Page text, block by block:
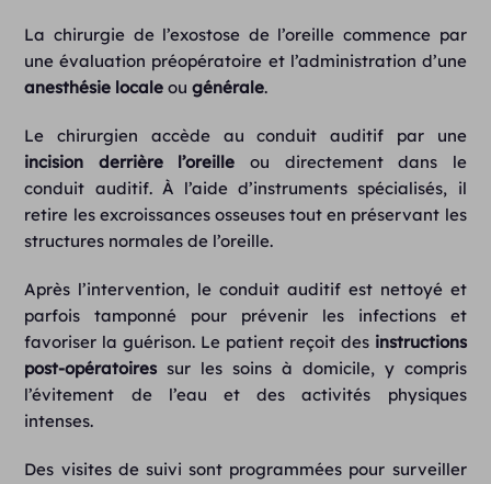
La chirurgie de l’exostose de l’oreille commence par
une évaluation préopératoire et l’administration d’une
anesthésie locale ougénérale.
Le chirurgien accède au conduit auditif par une
incision derrière l’oreille ou directement dans le
conduit auditif. À l’aide d’instruments spécialisés, il
retire les excroissances osseuses tout en préservant les
structures normales de l’oreille.
Après l’intervention, le conduit auditif est nettoyé et
parfois tamponné pour prévenir les infections et
favoriser la guérison. Le patient reçoit des instructions
post-opératoires sur les soins à domicile, y compris
l’évitement de l’eau et des activités physiques
intenses.
Des visites de suivi sont programmées pour surveiller